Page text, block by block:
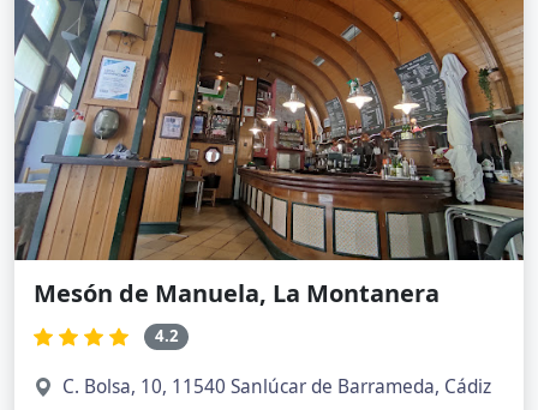
Mesón de Manuela, La Montanera
4.2
C. Bolsa, 10, 11540 Sanlúcar de Barrameda, Cádiz